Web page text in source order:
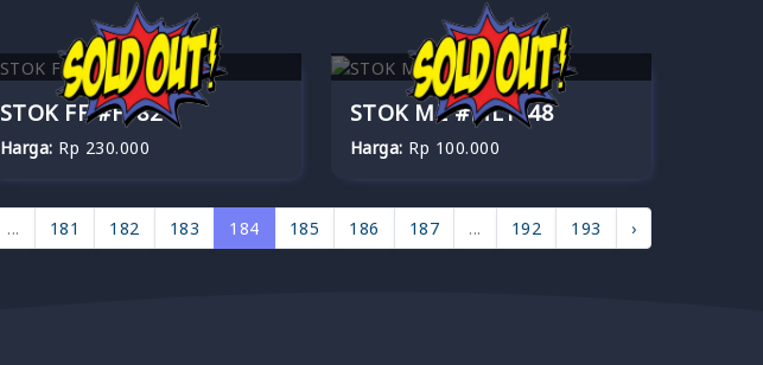
STOK FF #FF82
Harga: Rp 230.000
STOK ML #ML1448
Harga: Rp 100.000
... 181 182 183 184 185 186 187 ... 192 193 ›